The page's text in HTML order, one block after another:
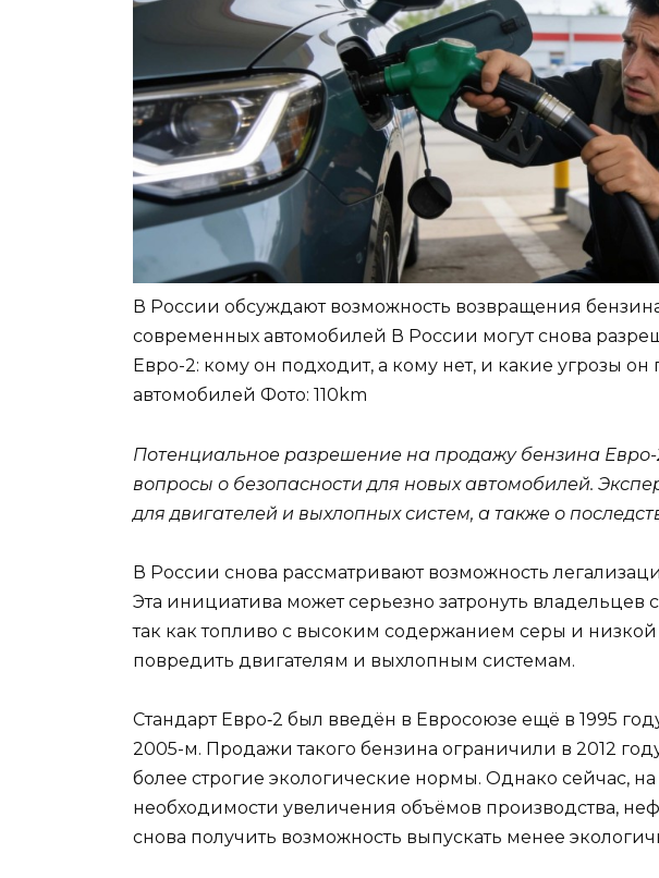
В России обсуждают возможность возвращения
современных автомобилей В России могут снова
Евро-2: кому он подходит, а кому нет, и какие угрозы
автомобилей Фото: 110km
Потенциальное разрешение на продажу бензина
вопросы о безопасности для новых автомобилей.
для двигателей и выхлопных систем, а также о
В России снова рассматривают возможность
Эта инициатива может серьезно затронуть
так как топливо с высоким содержанием серы и
повредить двигателям и выхлопным системам.
Стандарт Евро‑2 был введён в Евросоюзе ещё в 1995
2005-м. Продажи такого бензина ограничили в 2012
более строгие экологические нормы. Однако сейчас,
необходимости увеличения объёмов производства,
снова получить возможность выпускать менее